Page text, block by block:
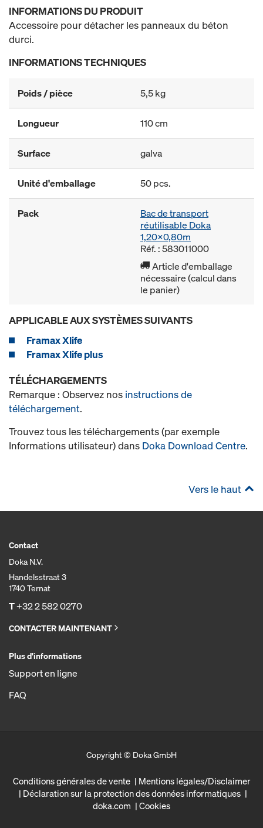
INFORMATIONS DU PRODUIT
Accessoire pour détacher les panneaux du béton
durci.
INFORMATIONS TECHNIQUES
Poids / pièce 5,5 kg
Longueur 110 cm
Surface galva
Unité d'emballage 50 pcs.
Pack
Bac de transport
réutilisable Doka
1,20x0,80m
Réf. : 583011000
Article d'emballage
nécessaire (calcul dans
le panier)
APPLICABLE AUX SYSTÈMES SUIVANTS
Framax Xlife
Framax Xlife plus
TÉLÉCHARGEMENTS
Remarque : Observez nos instructions de
téléchargement.
Trouvez tous les téléchargements (par exemple
Informations utilisateur) dans Doka Download Centre.
Vers le haut
Contact
Doka N.V.
Handelsstraat 3
1740 Ternat
T+32 2 582 0270
CONTACTER MAINTENANT
Plus d'informations
Support en ligne
FAQ
Copyright © Doka GmbH
Conditions générales de vente
Mentions légales/Disclaimer
Déclaration sur la protection des données informatiques
doka.com
Cookies